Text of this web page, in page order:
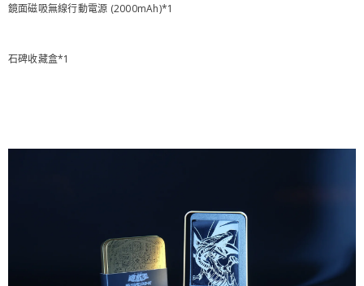
鏡面磁吸無線行動電源 (2000mAh)*1
石碑收藏盒*1